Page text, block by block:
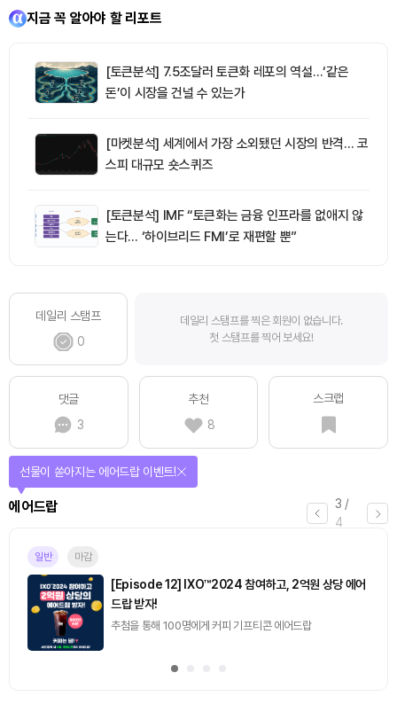
지금 꼭 알아야 할 리포트
[토큰분석] 7.5조달러 토큰화 레포의 역설…‘같은
돈’이 시장을 건널 수 있는가
[마켓분석] 세계에서 가장 소외됐던 시장의 반격… 코
스피 대규모 숏스퀴즈
[토큰분석] IMF “토큰화는 금융 인프라를 없애지 않
는다… ‘하이브리드 FMI’로 재편할 뿐”
데일리 스탬프
0
데일리 스탬프를 찍은 회원이 없습니다.
첫 스탬프를 찍어 보세요!
댓글
3
추천
8
스크랩
3 /
4
에어드랍
선물이 쏟아지는 에어드랍 이벤트!
일반 마감
[Episode 12] IXO™2024 참여하고, 2억원 상당 에어
드랍 받자!
추첨을 통해 100명에게 커피 기프티콘 에어드랍